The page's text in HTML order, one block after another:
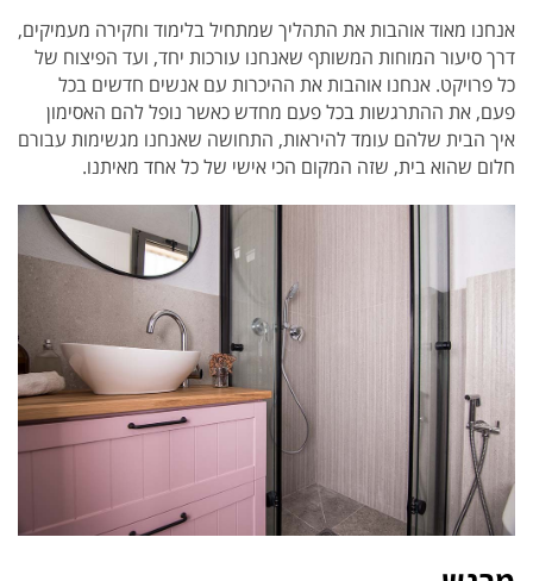
אנחנו מאוד אוהבות את התהליך שמתחיל בלימוד וחקירה מעמיקים,
דרך סיעור המוחות המשותף שאנחנו עורכות יחד, ועד הפיצוח של
כל פרויקט. אנחנו אוהבות את ההיכרות עם אנשים חדשים בכל
פעם, את ההתרגשות בכל פעם מחדש כאשר נופל להם האסימון
איך הבית שלהם עומד להיראות, התחושה שאנחנו מגשימות עבורם
חלום שהוא בית, שזה המקום הכי אישי של כל אחד מאיתנו.